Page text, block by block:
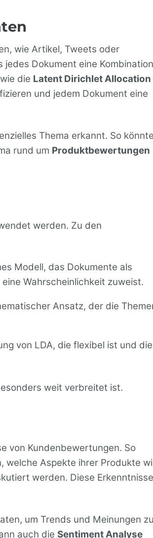
wie Artikel, Tweets oder
Dokument eine Kombination
die Latent Dirichlet Allocation
und jedem Dokument eine
Thema erkannt. So
rund um Produktbewertungen
werden. Zu den
Modell, das Dokumente als
Wahrscheinlichkeit zuweist.
Ansatz, der die
von LDA, die flexibel ist und die
weit verbreitet ist.
von Kundenbewertungen. So
welche Aspekte ihrer Produkte
werden. Diese Erkenntnisse
um Trends und Meinungen
auch die Sentiment Analyse